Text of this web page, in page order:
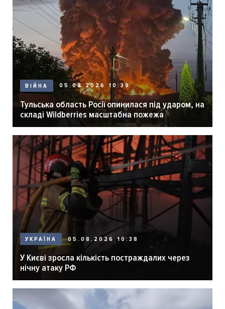
ВІЙНА 05.08.2026 10:39
Тульська область Росії опинилася під ударом, на
складі Wildberries масштабна пожежа
УКРАЇНА 05.08.2026 10:38
У Києві зросла кількість постраждалих через
нічну атаку РФ